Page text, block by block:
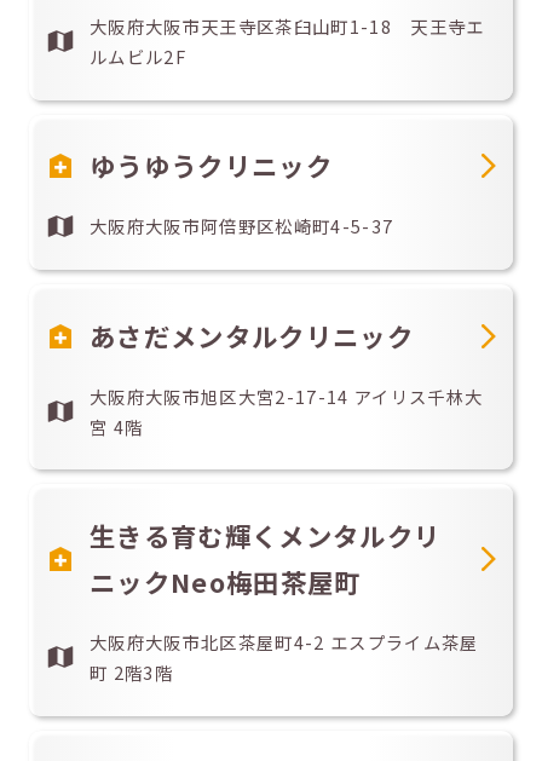
大阪府大阪市天王寺区茶臼山町1-18 天王寺エ
ルムビル2F
ゆうゆうクリニック
大阪府大阪市阿倍野区松崎町4-5-37
あさだメンタルクリニック
大阪府大阪市旭区大宮2-17-14 アイリス千林大
宮 4階
生きる育む輝くメンタルクリ
ニックNeo梅田茶屋町
大阪府大阪市北区茶屋町4-2 エスプライム茶屋
町 2階3階